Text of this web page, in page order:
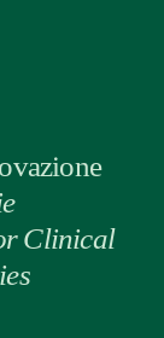
Clinical